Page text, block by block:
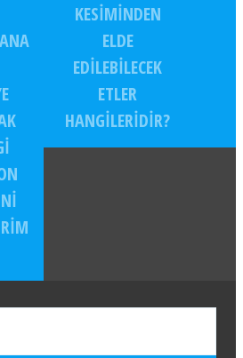
KESIMINDEN
ELDE
EDILEBILECEK
ETLER
HANGILERIDIR?